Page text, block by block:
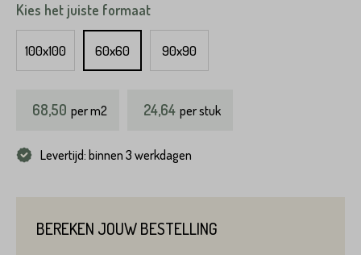
Kies het juiste formaat
100x100 60x60 90x90
68,50 perm2 24,64 per stuk
Levertijd: binnen 3 werkdagen
BEREKEN JOUW BESTELLING